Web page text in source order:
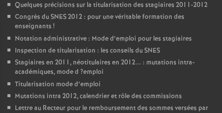
Quelques précisions sur la titularisation des stagiaires 2011-2012
Congrès duSNES2012 : pour une véritable formation des
enseignants !
Notation administrative : Mode d’emploi pour les stagiaires
Inspection de titularisation : les conseils duSNES
Stagiaires en 2011, néotitulaires en 2012... : mutations intra-
académiques, mode d ?emploi
Titularisation mode d’emploi
Mutations intra 2012, calendrier et rôle des commissions
Lettre au Recteur pour le remboursement des sommes versées par